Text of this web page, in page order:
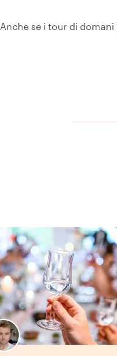
Anche se i tour di